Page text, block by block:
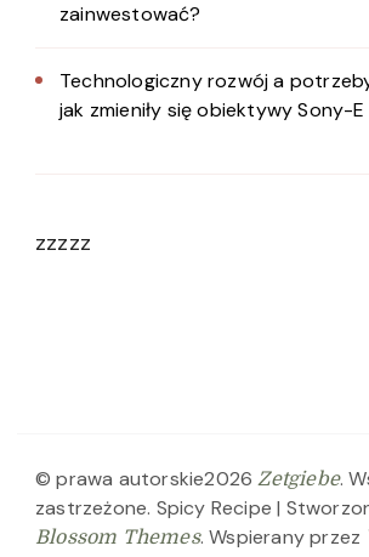
zainwestować?
Technologiczny rozwój a
jak zmieniły się obiektywy Sony-E
zzzzz
© prawa autorskie2026Zetgiebe.
zastrzeżone. Spicy Recipe |
Blossom Themes. Wspierany przez